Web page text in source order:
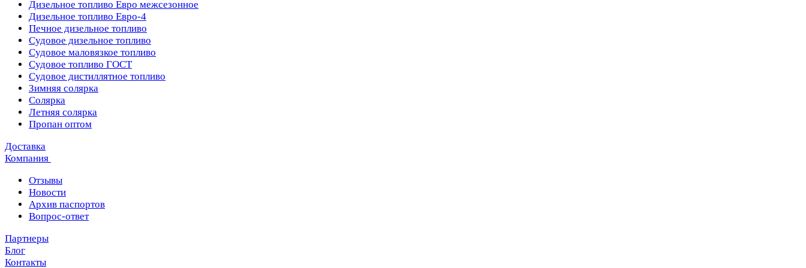
Дизельное топливо Евро межсезонное
Дизельное топливо Евро-4
Печное дизельное топливо
Судовое дизельное топливо
Судовое маловязкое топливо
Судовое топливо ГОСТ
Судовое дистиллятное топливо
Зимняя солярка
Солярка
Летняя солярка
Пропан оптом
Доставка
Компания
Отзывы
Новости
Архив паспортов
Вопрос-ответ
Партнеры
Блог
Контакты